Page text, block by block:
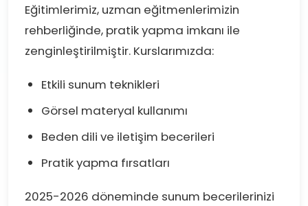
Eğitimlerimiz, uzman eğitmenlerimizin
rehberliğinde, pratik yapma imkanı ile
zenginleştirilmiştir. Kurslarımızda:
Etkili sunum teknikleri
Görsel materyal kullanımı
Beden dili ve iletişim becerileri
Pratik yapma fırsatları
2025-2026 döneminde sunum becerilerinizi